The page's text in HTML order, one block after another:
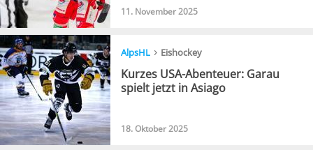
11. November 2025
AlpsHL › Eishockey
Kurzes USA-Abenteuer: Garau
spielt jetzt in Asiago
18. Oktober 2025